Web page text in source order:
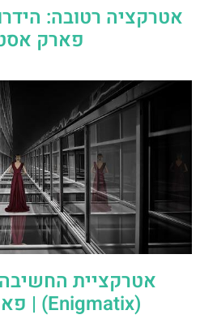
פארק
אטרקציית
(Enigmatix) | פארק אסטריקס